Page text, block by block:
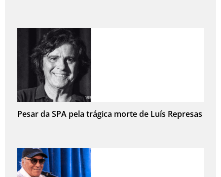
Pesar da SPA pela trágica morte de Luís Represas